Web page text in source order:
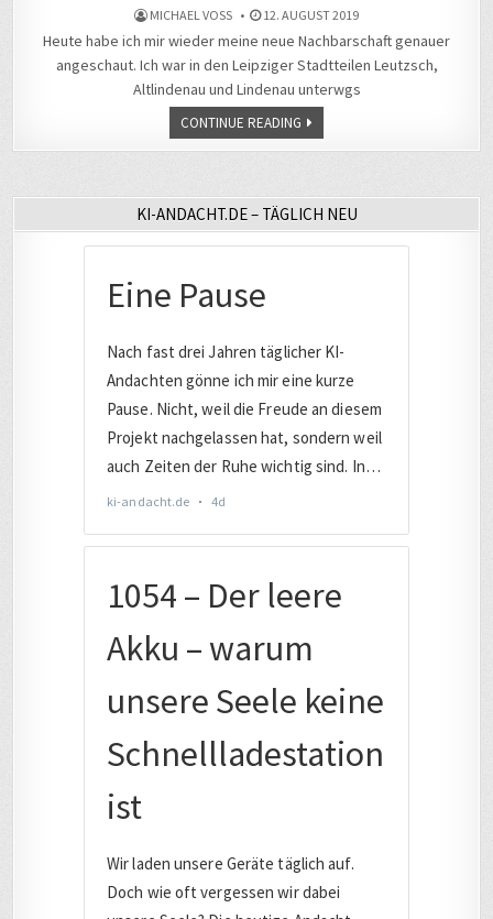
MICHAEL VOSS 12. AUGUST 2019
Heute habe ich mir wieder meine neue Nachbarschaft genauer
angeschaut. Ich war in den Leipziger Stadtteilen Leutzsch,
Altlindenau und Lindenau unterwgs
CONTINUE READING
KI-ANDACHT.DE – TÄGLICH NEU